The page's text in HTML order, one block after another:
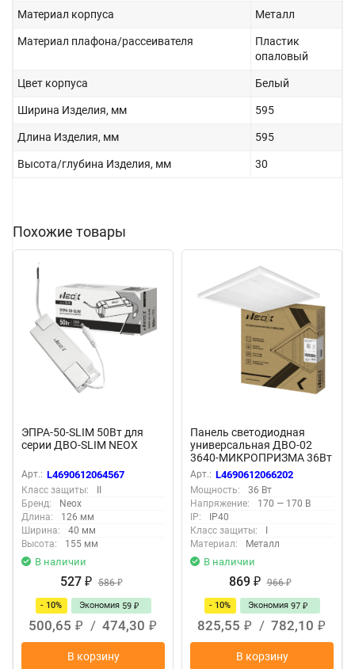
Материал корпуса Металл
Материал плафона/рассеивателя
Пластик
опаловый
Цвет корпуса Белый
Ширина Изделия, мм 595
Длина Изделия, мм 595
Высота/глубина Изделия, мм 30
Похожие товары
ЭПРА-50-SLIM 50Вт для
серии ДВО-SLIM NEOX
Арт.: L4690612064567
Класс защиты:
II
Бренд:
Neox
Длина:
126 мм
Ширина:
40 мм
Высота:
155 мм
В наличии
527 ₽ 586₽
- 10% Экономия 59 ₽
500,65 ₽ / 474,30 ₽
В корзину
Панель светодиодная
универсальная ДВО-02
3640-МИКРОПРИЗМА 36Вт
4000K IP40 595x595х17мм
белая NEOX
Арт.: L4690612066202
Мощность:
36 Вт
Напряжение:
170 — 170 В
IP:
IP40
Класс защиты:
I
Материал:
Металл
В наличии
869 ₽ 966₽
- 10% Экономия 97 ₽
825,55 ₽ / 782,10 ₽
В корзину